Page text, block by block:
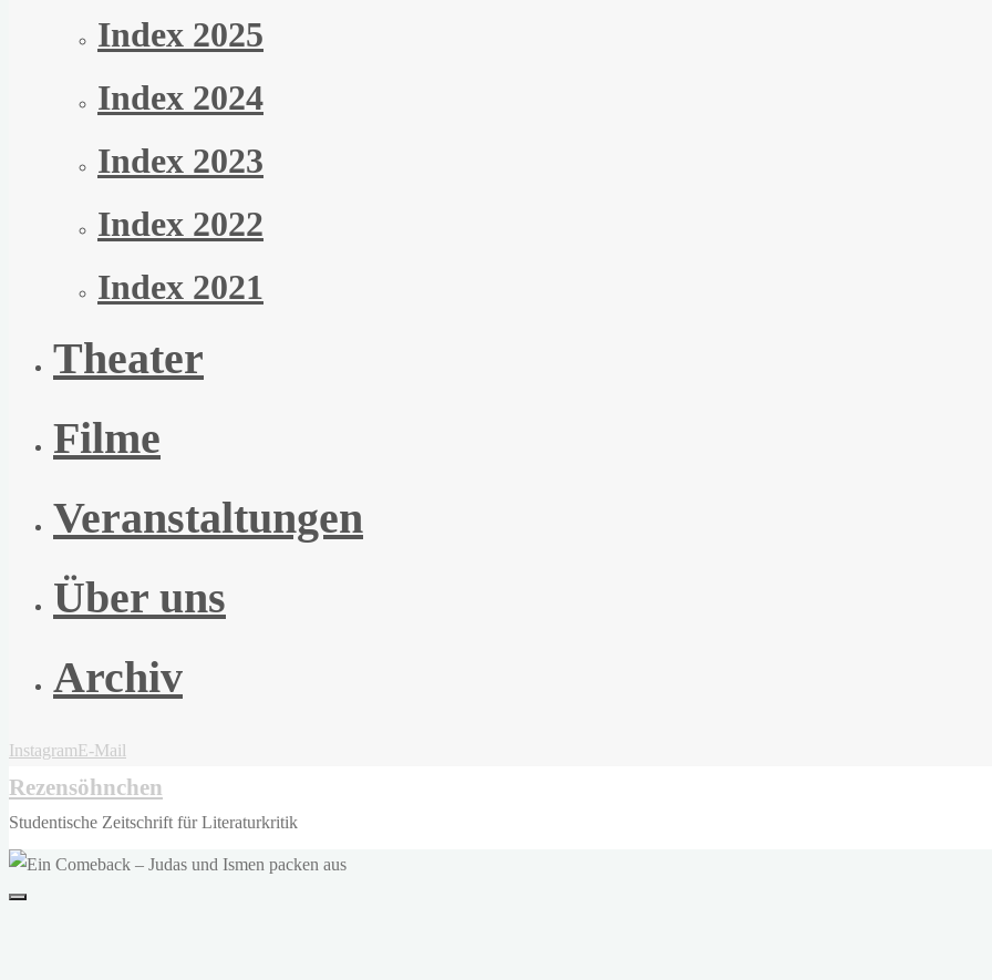
Index 2025
Index 2024
Index 2023
Index 2022
Index 2021
Theater
Filme
Veranstaltungen
Über uns
Archiv
InstagramE-Mail
Rezensöhnchen
Studentische Zeitschrift für Literaturkritik